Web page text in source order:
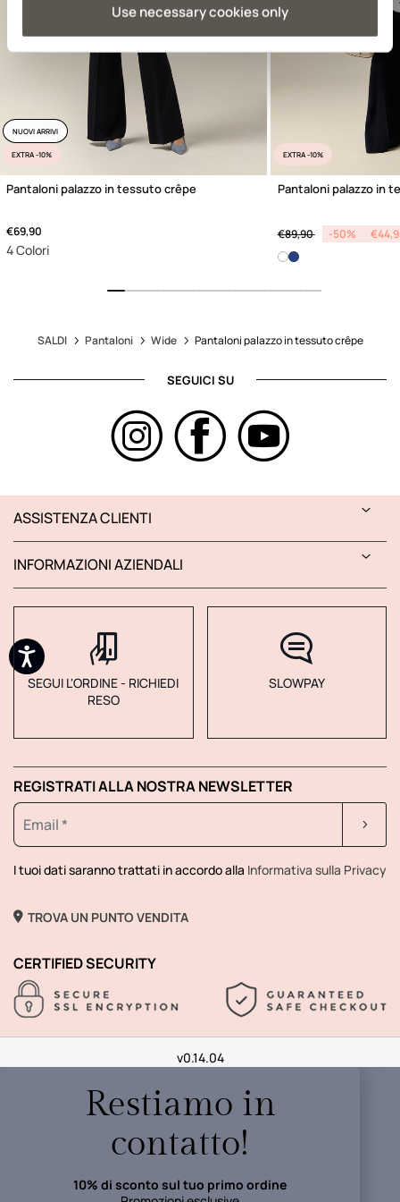
Use necessary cookies only
NUOVI ARRIVI
EXTRA -10%
Pantaloni palazzo in tessuto crêpe
€69,90
4 Colori
EXTRA -10%
Pantaloni palazzo in
Price reduced from
€89,90 to -50%
SALDI Pantaloni Wide Pantaloni palazzo in tessuto crêpe
SEGUICI SU
ASSISTENZA CLIENTI
INFORMAZIONI AZIENDALI
SEGUI L'ORDINE - RICHIEDI
RESO
SLOWPAY
REGISTRATI ALLA NOSTRA NEWSLETTER
I tuoi dati saranno trattati in accordo alla Informativa sulla Privacy
TROVA UN PUNTO VENDITA
CERTIFIED SECURITY
v0.14.04
Restiamo in
contatto!
10% di sconto sul tuo primo ordine